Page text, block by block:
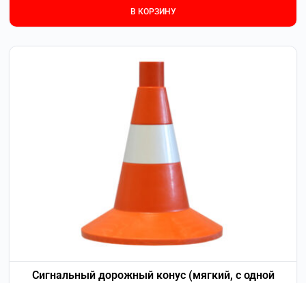
В КОРЗИНУ
Сигнальный дорожный конус (мягкий, с одной